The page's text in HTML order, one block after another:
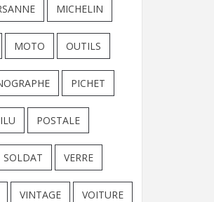
MICHELIN
MOTO OUTILS
PICHET
POSTALE
SOLDAT VERRE
VINTAGE VOITURE